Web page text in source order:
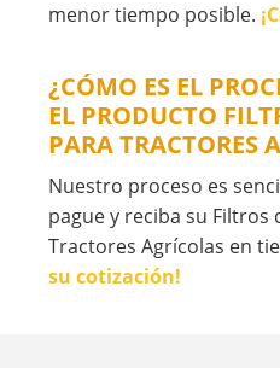
menor tiempo posible.
¿CÓMO ES EL
EL PRODUCTO
PARA TRACTORES
Nuestro proceso es
pague y reciba su Filtros
Tractores Agrícolas en
su cotización!